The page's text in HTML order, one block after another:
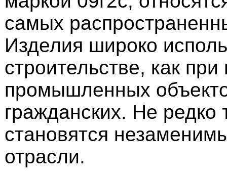
самых
Изделия широко
строительстве, как
промышленных
гражданских. Не редко
становятся
отрасли.